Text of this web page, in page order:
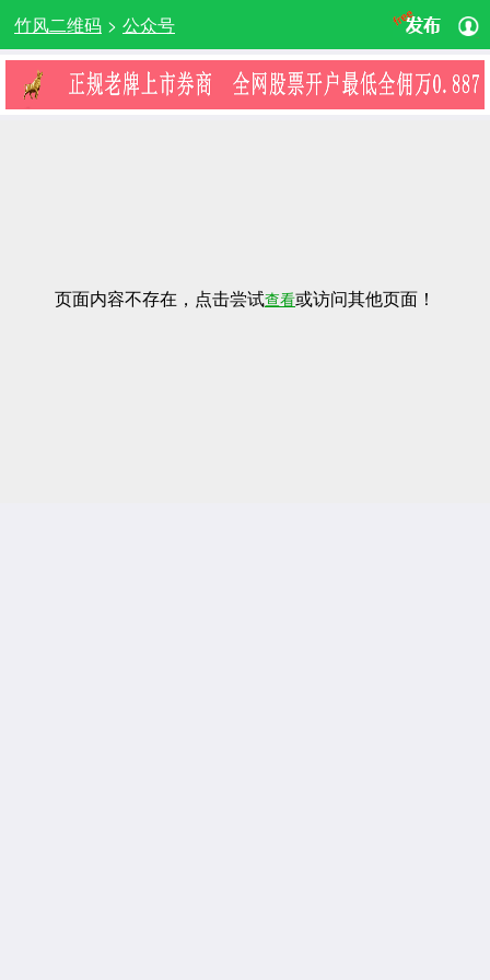
竹风二维码 > 公众号
页面内容不存在，点击尝试查看或访问其他页面！